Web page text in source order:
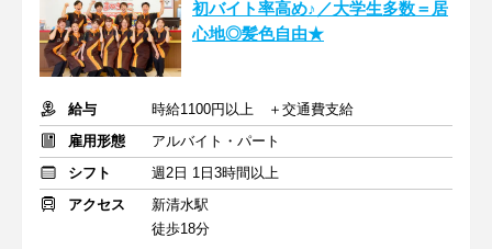
初バイト率高め♪／大学生多数＝居
心地◎髪色自由★
給与
時給1100円以上 ＋交通費支給
雇用形態
アルバイト・パート
シフト
週2日 1日3時間以上
アクセス
新清水駅
徒歩18分